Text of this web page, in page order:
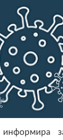
информира